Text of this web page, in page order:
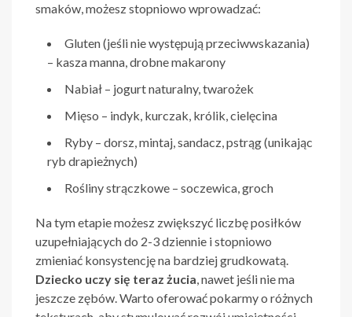
smaków, możesz stopniowo wprowadzać:
Gluten (jeśli nie występują przeciwwskazania)
– kasza manna, drobne makarony
Nabiał – jogurt naturalny, twarożek
Mięso – indyk, kurczak, królik, cielęcina
Ryby – dorsz, mintaj, sandacz, pstrąg (unikając
ryb drapieżnych)
Rośliny strączkowe – soczewica, groch
Na tym etapie możesz zwiększyć liczbę posiłków
uzupełniających do 2-3 dziennie i stopniowo
zmieniać konsystencję na bardziej grudkowatą.
Dziecko uczy się teraz żucia, nawet jeśli nie ma
jeszcze zębów. Warto oferować pokarmy o różnych